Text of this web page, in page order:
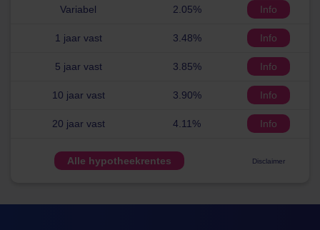
Variabel 2.05% Info
1 jaar vast 3.48% Info
5 jaar vast 3.85% Info
10 jaar vast 3.90% Info
20 jaar vast 4.11% Info
Alle hypotheekrentes Disclaimer